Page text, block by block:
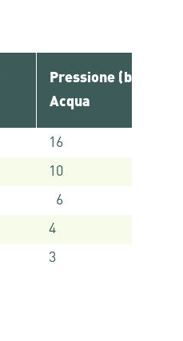
Pressione (bar)
Acqua
16
10
6
4
3